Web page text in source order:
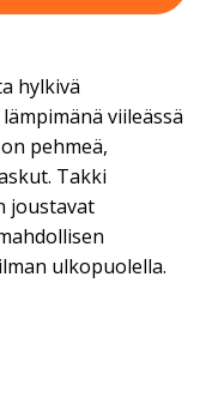
hylkivä
viileässä
pehmeä,
Takki
joustavat
ulkopuolella.